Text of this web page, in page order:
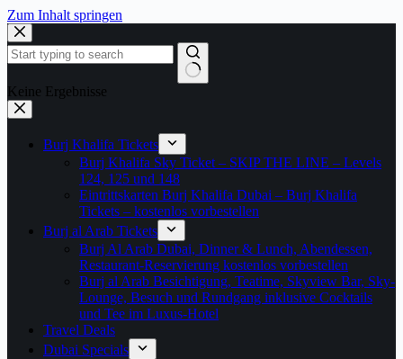
Zum Inhalt springen
Keine Ergebnisse
Burj Khalifa Tickets
Burj Khalifa Sky Ticket – SKIP THE LINE – Levels
124, 125 und 148
Eintrittskarten Burj Khalifa Dubai – Burj Khalifa
Tickets – kostenlos vorbestellen
Burj al Arab Tickets
Burj Al Arab Dubai, Dinner & Lunch, Abendessen,
Restaurant-Reservierung kostenlos vorbestellen
Burj al Arab Besichtigung, Teatime, Skyview Bar, Sky-
Lounge, Besuch und Rundgang inklusive Cocktails
und Tee im Luxus-Hotel
Travel Deals
Dubai Specials